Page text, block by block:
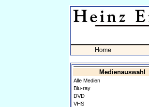
Home
Medienauswahl
Alle Medien
Blu-ray
DVD
VHS